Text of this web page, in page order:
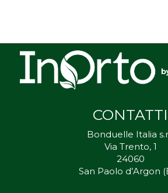
CONTATTI
Bonduelle Italia
Via Trento, 1
24060
San Paolo d’Argon